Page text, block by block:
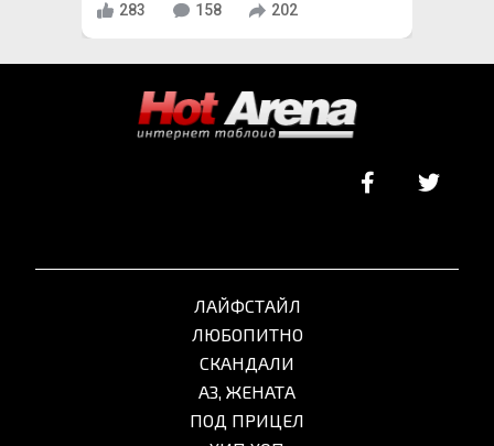
283 158 202
ЛАЙФСТАЙЛ
ЛЮБОПИТНО
СКАНДАЛИ
АЗ, ЖЕНАТА
ПОД ПРИЦЕЛ